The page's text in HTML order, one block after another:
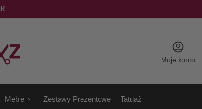
Moje konto
Meble Zestawy Prezentowe Tatuaż